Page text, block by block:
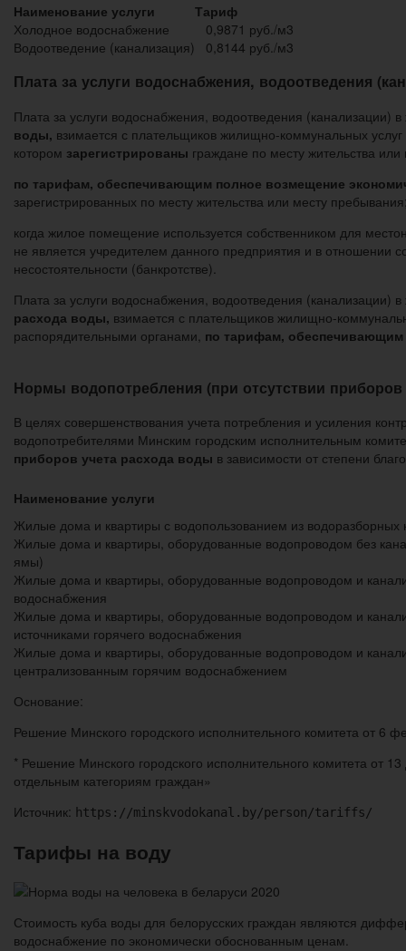
Наименование услуги
Тариф
Холодное водоснабжение
0,9871 руб./м3
Водоотведение (канализация) 0,8144 руб./м3
Плата за услуги водоснабжения, водоотведения
Плата за услуги водоснабжения, водоотведения
воды, взимается с плательщиков жилищно-коммунальных услуг
котором зарегистрированы граждане по месту жительства
по тарифам, обеспечивающим полное возмещение
зарегистрированных по месту жительства или месту
когда жилое помещение используется собственником для
не является учредителем данного предприятия и в отношении
несостоятельности (банкротстве).
Плата за услуги водоснабжения, водоотведения
расхода воды, взимается с плательщиков жилищно-
распорядительными органами, по тарифам, обеспечивающим
Нормы водопотребления (при отсутствии
В целях совершенствования учета потребления и усиления
водопотребителями Минским городским исполнительным
приборов учета расхода воды в зависимости от степени
Наименование услуги
Жилые дома и квартиры с водопользованием из водоразборных
Жилые дома и квартиры, оборудованные водопроводом без
ямы)
Жилые дома и квартиры, оборудованные водопроводом и
водоснабжения
Жилые дома и квартиры, оборудованные водопроводом и
источниками горячего водоснабжения
Жилые дома и квартиры, оборудованные водопроводом и
централизованным горячим водоснабжением
Основание:
Решение Минского городского исполнительного комитета от
* Решение Минского городского исполнительного комитета от
отдельным категориям граждан»
Источник: https://minskvodokanal.by/person/tariffs/
Тарифы на воду
Стоимость куба воды для белорусских граждан являются
водоснабжение по экономически обоснованным ценам.